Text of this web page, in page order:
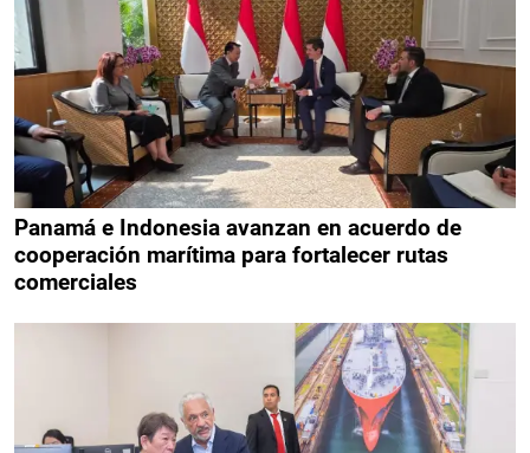
Panamá e Indonesia avanzan en acuerdo de
cooperación marítima para fortalecer rutas
comerciales